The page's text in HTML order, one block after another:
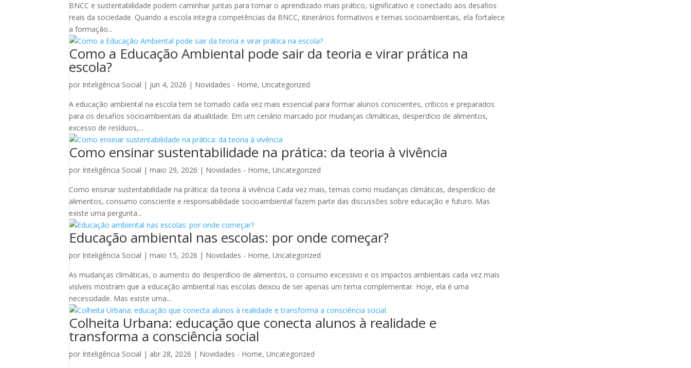
BNCC e sustentabilidade podem caminhar juntas para tornar o aprendizado mais prático, significativo e conectado aos desafios
reais da sociedade. Quando a escola integra competências da BNCC, itinerários formativos e temas socioambientais, ela fortalece
a formação...
Como a Educação Ambiental pode sair da teoria e virar prática na
escola?
por Inteligência Social | jun 4, 2026 | Novidades - Home,Uncategorized
A educação ambiental na escola tem se tornado cada vez mais essencial para formar alunos conscientes, críticos e preparados
para os desafios socioambientais da atualidade. Em um cenário marcado por mudanças climáticas, desperdício de alimentos,
excesso de resíduos,...
Como ensinar sustentabilidade na prática: da teoria à vivência
por Inteligência Social |maio 29, 2026 | Novidades - Home,Uncategorized
Como ensinar sustentabilidade na prática: da teoria à vivência Cada vez mais, temas como mudanças climáticas, desperdício de
alimentos, consumo consciente e responsabilidade socioambiental fazem parte das discussões sobre educação e futuro. Mas
existe uma pergunta...
Educação ambiental nas escolas: por onde começar?
por Inteligência Social |maio 15, 2026 | Novidades - Home,Uncategorized
As mudanças climáticas, o aumento do desperdício de alimentos, o consumo excessivo e os impactos ambientais cada vez mais
visíveis mostram que a educação ambiental nas escolas deixou de ser apenas um tema complementar. Hoje, ela é uma
necessidade. Mas existe uma...
Colheita Urbana: educação que conecta alunos à realidade e
transforma a consciência social
por Inteligência Social | abr 28, 2026 | Novidades - Home,Uncategorized